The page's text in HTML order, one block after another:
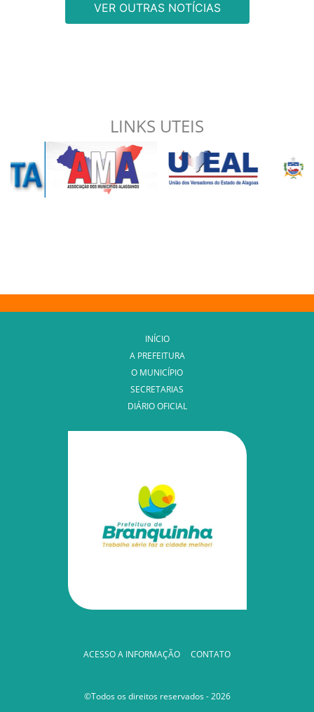
VER OUTRAS NOTÍCIAS
LINKS UTEIS
INÍCIO
A PREFEITURA
O MUNICÍPIO
SECRETARIAS
DIÁRIO OFICIAL
ACESSO A INFORMAÇÃO CONTATO
©Todos os direitos reservados - 2026